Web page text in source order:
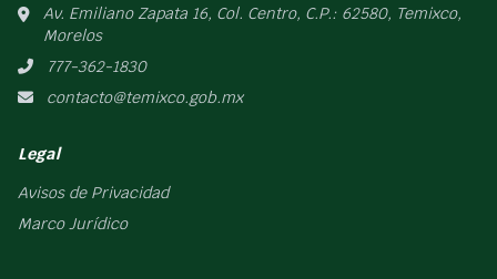
Av. Emiliano Zapata 16, Col. Centro, C.P.: 62580, Temixco,
Morelos
777-362-1830
contacto@temixco.gob.mx
Legal
Avisos de Privacidad
Marco Jurídico